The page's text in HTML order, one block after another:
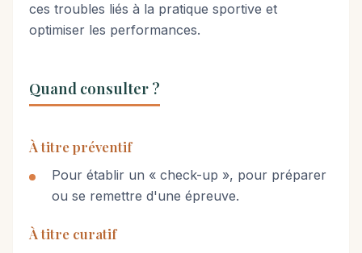
ces troubles liés à la pratique sportive et
optimiser les performances.
Quand consulter ?
À titre préventif
Pour établir un « check-up », pour préparer
ou se remettre d'une épreuve.
À titre curatif